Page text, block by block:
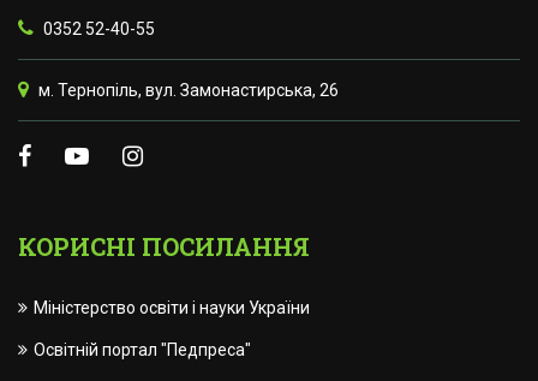
0352 52-40-55
м. Тернопіль, вул. Замонастирська, 26
КОРИСНІ ПОСИЛАННЯ
Міністерство освіти і науки України
Освітній портал "Педпреса"